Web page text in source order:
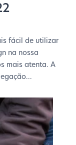
fácil de utilizar
na nossa
mais atenta. A